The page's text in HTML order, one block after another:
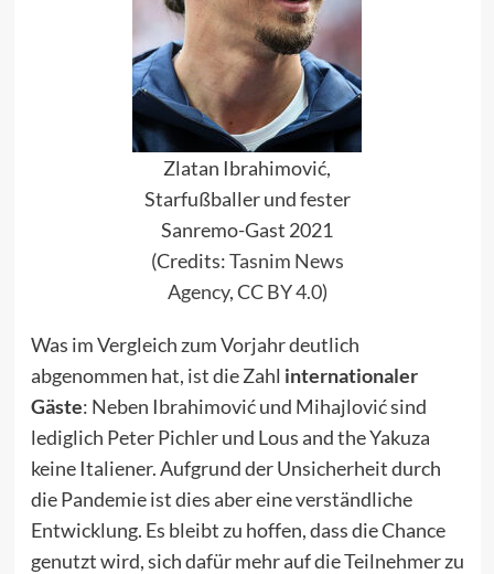
Zlatan Ibrahimović,
Starfußballer und fester
Sanremo-Gast 2021
(Credits:Tasnim News
Agency,CC BY 4.0)
Was im Vergleich zum Vorjahr deutlich
abgenommen hat, ist die Zahl internationaler
Gäste: Neben Ibrahimović und Mihajlović sind
lediglich Peter Pichler und Lous and the Yakuza
keine Italiener. Aufgrund der Unsicherheit durch
die Pandemie ist dies aber eine verständliche
Entwicklung. Es bleibt zu hoffen, dass die Chance
genutzt wird, sich dafür mehr auf die Teilnehmer zu